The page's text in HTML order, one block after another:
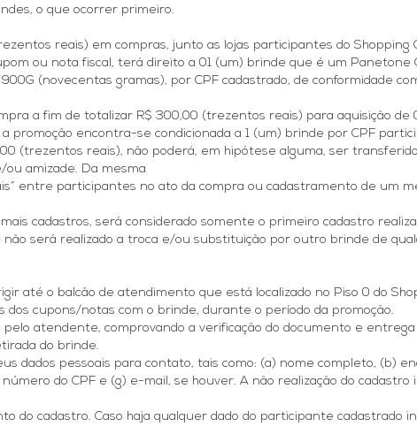
o que ocorrer primeiro.
reais) em compras, junto as lojas participantes do Shopping
ou nota fiscal, terá direito a 01 (um) brinde que é um Panetone
(novecentas gramas), por CPF cadastrado, de conformidade
a fim de totalizar R$ 300,00 (trezentos reais) para aquisição de
promoção encontra-se condicionada a 1 (um) brinde por CPF
(trezentos reais), não poderá, em hipótese alguma, ser
amizade. Da mesma
entre participantes no ato da compra ou cadastramento de um
cadastros, será considerado somente o primeiro cadastro
será realizado a troca e/ou substituição por outro brinde de
até o balcão de atendimento que está localizado no Piso 0 do
cupons/notas com o brinde, durante o período da promoção.
pelo atendente, comprovando a verificação do documento e
do brinde.
dados pessoais para contato, tais como: (a) nome completo, (b)
do CPF e (g) e-mail, se houver. A não realização do cadastro
cadastro. Caso haja qualquer dado do participante cadastrado